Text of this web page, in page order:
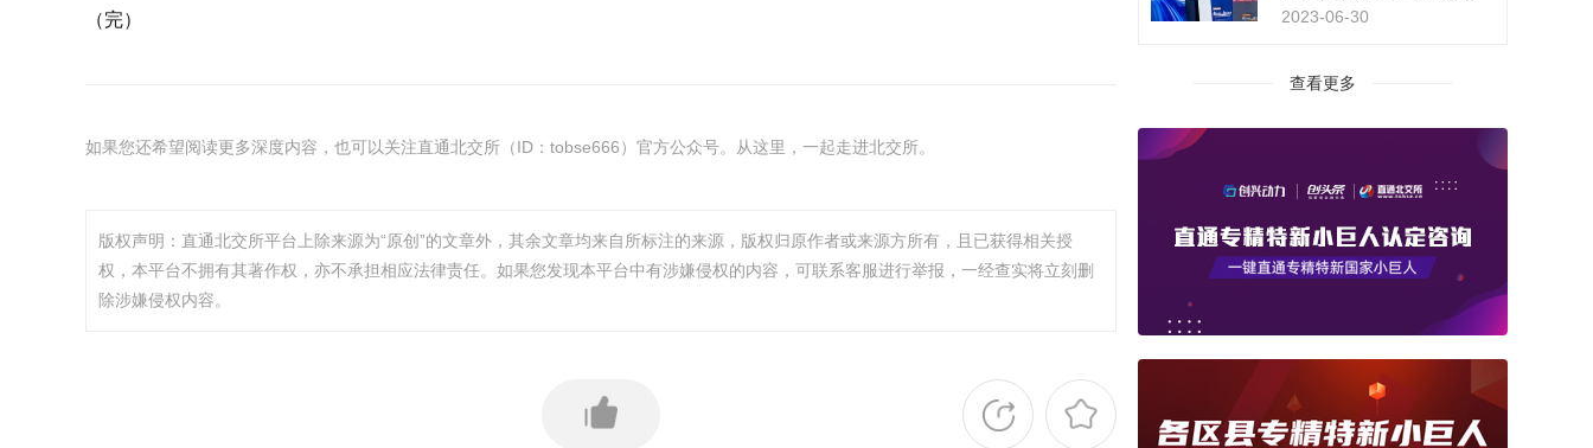
（完）
如果您还希望阅读更多深度内容，也可以关注直通北交所（ID：tobse666）官方公众号。从这里，一起走进北交所。
版权声明：直通北交所平台上除来源为“原创”的文章外，其余文章均来自所标注的来源，版权归原作者或来源方所有，且已获得相关授
权，本平台不拥有其著作权，亦不承担相应法律责任。如果您发现本平台中有涉嫌侵权的内容，可联系客服进行举报，一经查实将立刻删
除涉嫌侵权内容。
网络安全主动免疫保障体系
2023-06-30
查看更多